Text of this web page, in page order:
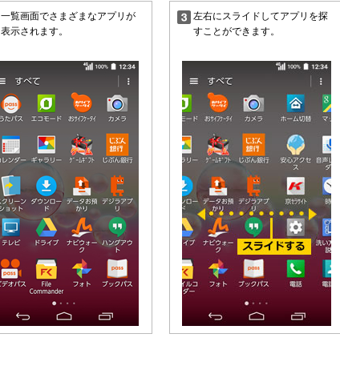
一覧画面でさまざまなアプリが
表示されます。
左右にスライドしてアプリを探
すことができます。